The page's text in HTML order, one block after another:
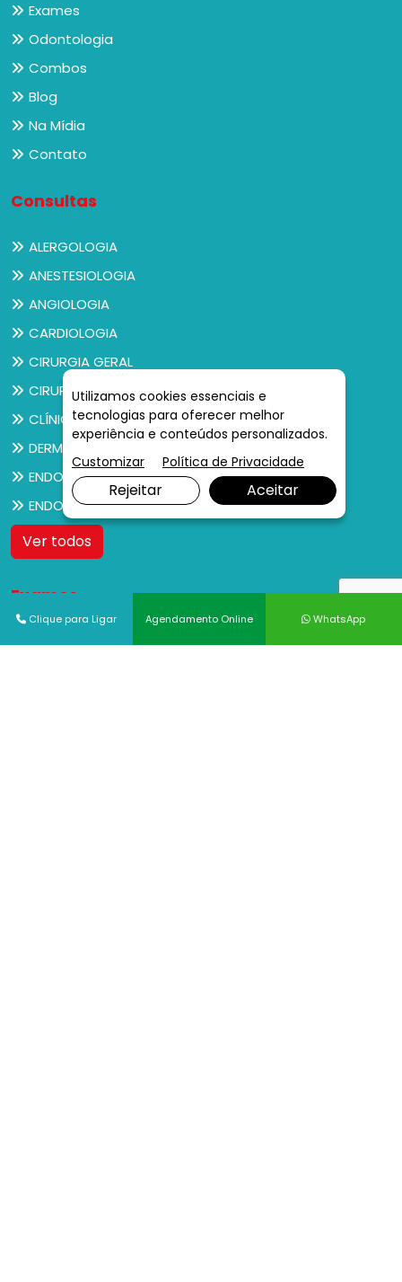
Exames
Odontologia
Combos
Blog
Na Mídia
Contato
Consultas
ALERGOLOGIA
ANESTESIOLOGIA
ANGIOLOGIA
CARDIOLOGIA
CIRURGIA GERAL
CIRURGIA PEDIÁTRICA
CLÍNICO GERAL
DERMATOLOGIA
ENDOCRINOLOGIA
ENDOCRINOLOGIA PEDIÁTRICA
Ver todos
Exames
ANATOMIA PATOLÓGICA
Clique para Ligar Agendamento Online WhatsApp
Utilizamos cookies essenciais e
tecnologias para oferecer melhor
experiência e conteúdos personalizados.
Customizar
Política de Privacidade
Rejeitar Aceitar